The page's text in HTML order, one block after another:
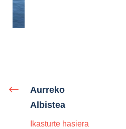
Aurreko
Albistea
Ikasturte hasiera